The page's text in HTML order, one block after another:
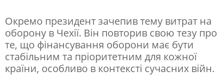
е
з
и
д
Окремо президент зачепив тему витрат на
оборону в Чехії. Він повторив свою тезу про
те, що фінансування оборони має бути
стабільним та пріоритетним для кожної
країни, особливо в контексті сучасних війн.